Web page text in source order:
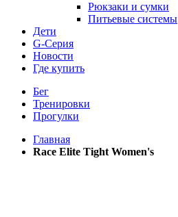
Рюкзаки и сумки
Питьевые системы
Дети
G-Серия
Новости
Где купить
Бег
Тренировки
Прогулки
Главная
Race Elite Tight Women's